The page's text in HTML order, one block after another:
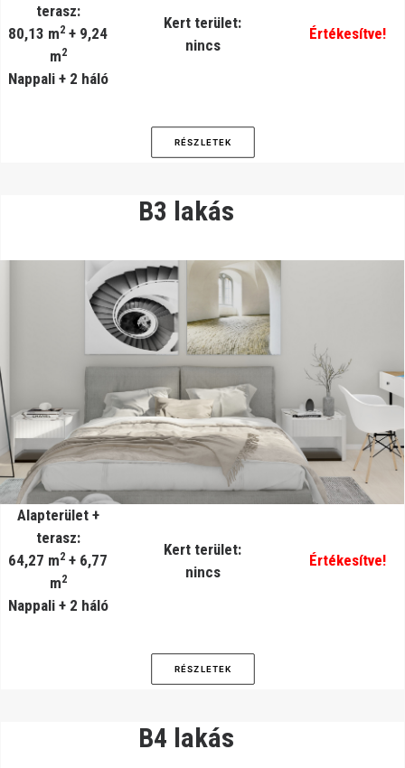
terasz:
80,13 m2 + 9,24
m2
Nappali + 2 háló
Kert terület:
nincs
Értékesítve!
RÉSZLETEK
B3 lakás
Alapterület +
terasz:
64,27 m2 + 6,77
m2
Nappali + 2 háló
Kert terület:
nincs
Értékesítve!
RÉSZLETEK
B4 lakás